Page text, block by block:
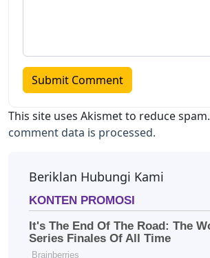
This site uses Akismet to reduce spam.
comment data is processed.
Beriklan Hubungi Kami